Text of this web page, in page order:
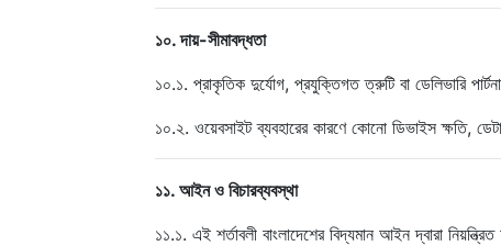
১০. দায়-সীমাবদ্ধতা
১০.১. প্রাকৃতিক দুর্যোগ, প্রযুক্তিগত ত্রুটি বা ডেলিভারি
১০.২. ওয়েবসাইট ব্যবহারের কারণে কোনো ডিভাইস ক্ষতি,
১১. আইন ও বিচারব্যবস্থা
১১.১. এই শর্তাবলী বাংলাদেশের বিদ্যমান আইন দ্বারা নিয়ন্ত্রিত